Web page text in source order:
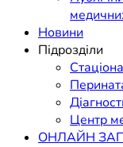
Новини
Підрозділи
Центр
ОНЛАЙН